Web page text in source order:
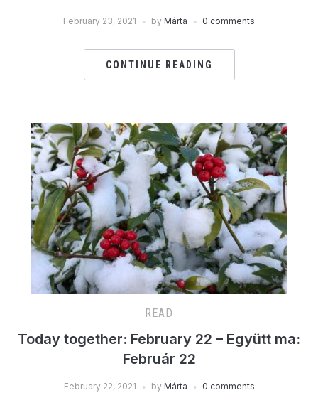
February 23, 2021 by Márta 0 comments
CONTINUE READING
READ
Today together: February 22 – Együtt ma:
Február 22
February 22, 2021 by Márta 0 comments